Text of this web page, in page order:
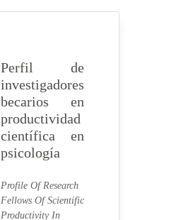
Perfil de
investigadores
becarios en
productividad
científica en
psicología
Profile Of Research
Fellows Of Scientific
Productivity In